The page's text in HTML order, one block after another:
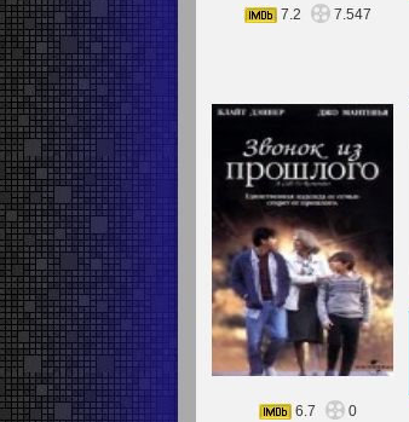
7.2
7.547
6.7
0